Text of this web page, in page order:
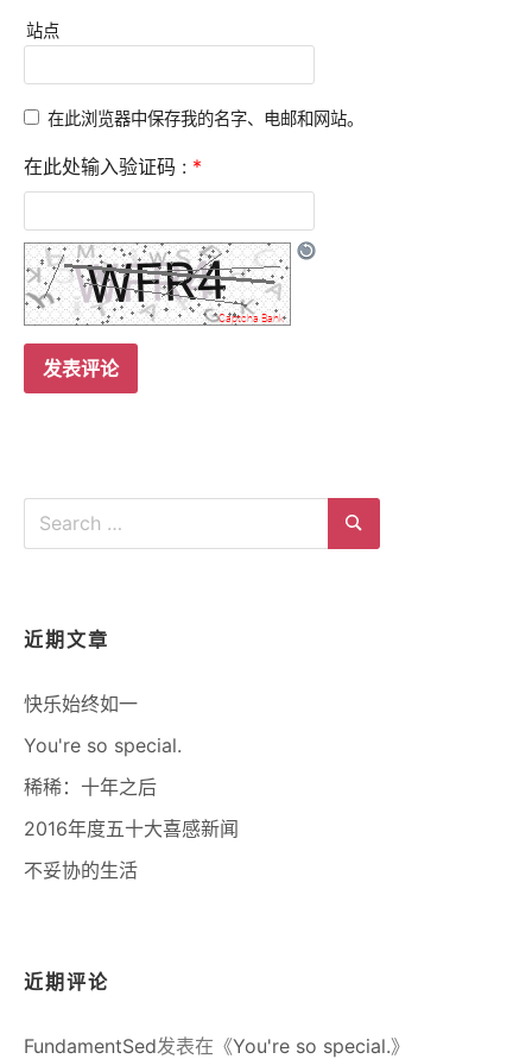
站点
在此浏览器中保存我的名字、电邮和网站。
在此处输入验证码 : *
Search
Search
近期文章
快乐始终如一
You're so special.
稀稀：十年之后
2016年度五十大喜感新闻
不妥协的生活
近期评论
FundamentSed发表在《You're so special.》